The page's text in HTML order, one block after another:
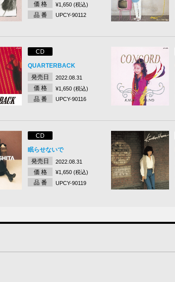
価 格 ¥1,650 (税込)
品 番 UPCY-90112
CD
QUARTERBACK
発売日
2022.08.31
価 格 ¥1,650 (税込)
品 番 UPCY-90116
CD
眠らせないで
発売日
2022.08.31
価 格 ¥1,650 (税込)
品 番 UPCY-90119